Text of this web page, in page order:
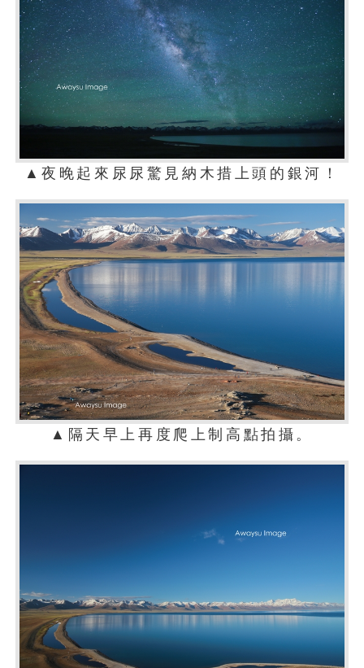
▲夜晚起來尿尿驚見納木措上頭的銀河！
▲隔天早上再度爬上制高點拍攝。